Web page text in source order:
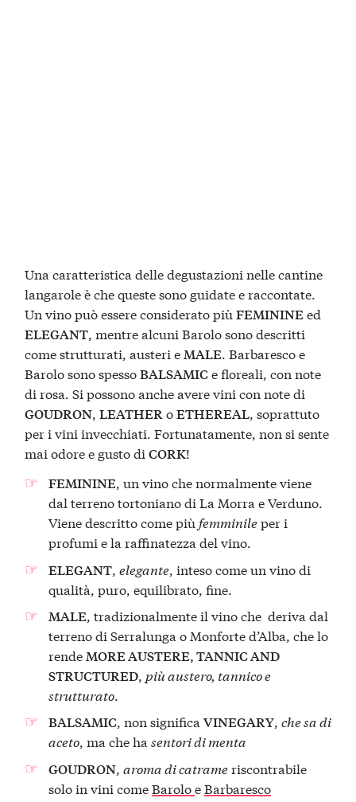
Una caratteristica delle degustazioni nelle cantine
langarole è che queste sono guidate e raccontate.
Un vino può essere considerato piùFEMININEed
ELEGANT , mentre alcuni Barolo sono descritti
come strutturati, austeri e MALE . Barbaresco e
Barolo sono spessoBALSAMICe floreali, con note
di rosa. Si possono anche avere vini con note di
GOUDRON ,LEATHER oETHEREAL , soprattuto
per i vini invecchiati. Fortunatamente, non si sente
mai odore e gusto diCORK!
FEMININE, un vino che normalmente viene
dal terreno tortoniano di La Morra e Verduno.
Viene descritto come più femminileper i
profumi e la raffinatezza del vino.
ELEGANT, elegante, inteso come un vino di
qualità, puro, equilibrato, fine.
MALE, tradizionalmente il vino che deriva dal
terreno di Serralunga o Monforte d’Alba, che lo
rendeMORE AUSTERE, TANNIC AND
STRUCTURED, più austero, tannico e
strutturato.
BALSAMIC, non significa VINEGARY, che sa di
aceto, ma che ha sentori di menta
GOUDRON, aroma di catrameriscontrabile
solo in vini comeBaroloeBarbaresco